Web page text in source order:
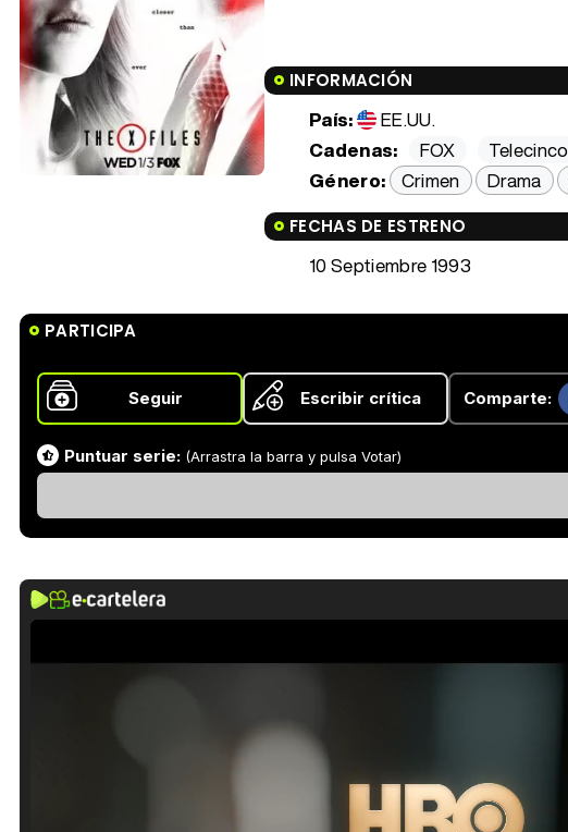
INFORMACIÓN
País:
EE.UU.
Cadenas:
FOX Telecinco
Género: Crimen Drama
FECHAS DE ESTRENO
10 Septiembre 1993
PARTICIPA
Seguir Escribir crítica Comparte:
Puntuar serie: (Arrastra la barra y pulsa Votar)